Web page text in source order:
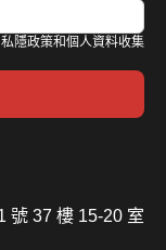
隱政策和個人資料收集
號 37 樓 15-20 室